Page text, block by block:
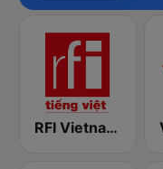
RFI Vietnam Tiếng Việt